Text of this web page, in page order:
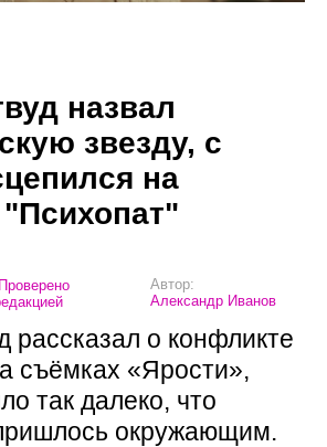
назвал
звезду, с
на
Проверено
Автор:
Александр Иванов
рассказал о конфликте
съёмках «Ярости»,
так далеко, что
окружающим.